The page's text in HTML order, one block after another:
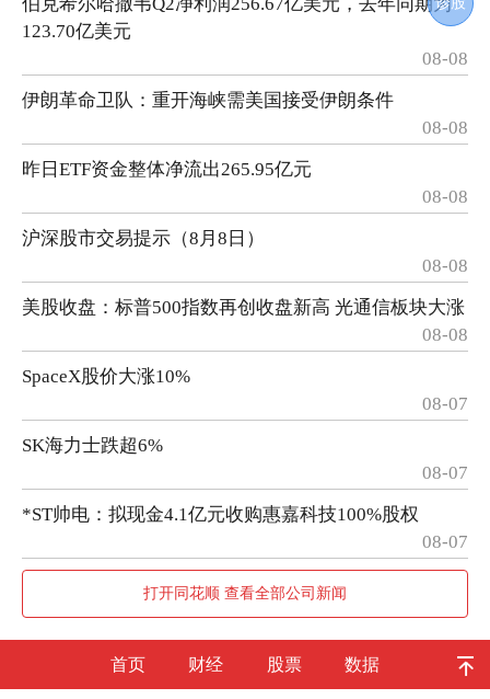
123.70亿美元
08-08
伊朗革命卫队：重开海峡需美国接受伊朗条件
08-08
昨日ETF资金整体净流出265.95亿元
08-08
沪深股市交易提示（8月8日）
08-08
美股收盘：标普500指数再创收盘新高 光通信板块大涨
08-08
SpaceX股价大涨10%
08-07
SK海力士跌超6%
08-07
*ST帅电：拟现金4.1亿元收购惠嘉科技100%股权
08-07
打开同花顺 查看全部公司新闻
首页 财经 股票 数据